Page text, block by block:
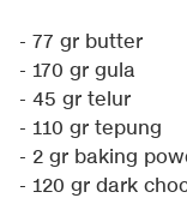
- 77 gr butter
- 170 gr gula
- 45 gr telur
- 110 gr tepung
- 2 gr baking
- 120 gr dark